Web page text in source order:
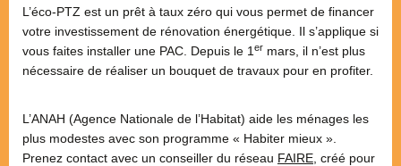
L’éco-PTZ est un prêt à taux zéro qui vous permet de financer
votre investissement de rénovation énergétique. Il s’applique si
vous faites installer une PAC. Depuis le 1 er mars, il n’est plus
nécessaire de réaliser un bouquet de travaux pour en profiter.
L’ANAH (Agence Nationale de l’Habitat) aide les ménages les
plus modestes avec son programme « Habiter mieux ».
Prenez contact avec un conseiller du réseau FAIRE , créé pour